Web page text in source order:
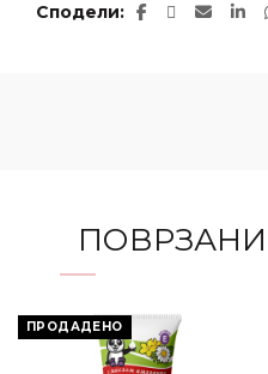
Сподели
ПРОДАДЕНО